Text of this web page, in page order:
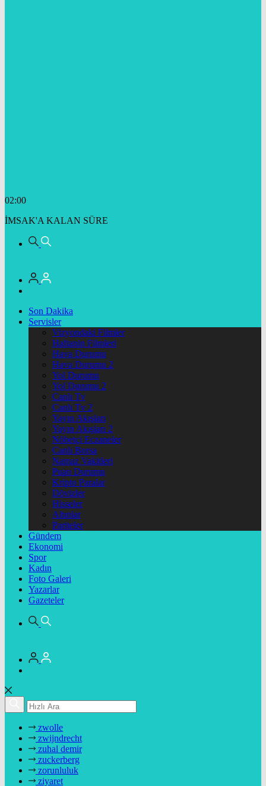
02:00
İMSAK'A KALAN SÜRE
Son Dakika
Servisler
Vizyondaki Filmler
Haftanin Filmleri
Hava Durumu
Hava Durumu 2
Yol Durumu
Yol Durumu 2
Canlı Tv
Canlı Tv 2
Yayın Akışları
Yayın Akışları 2
Nöbetçi Eczaneler
Canlı Borsa
Namaz Vakitleri
Puan Durumu
Kripto Paralar
Dövizler
Hisseler
Altınlar
Pariteler
Gündem
Ekonomi
Spor
Kadın
Foto Galeri
Yazarlar
Gazeteler
zwolle
zwijndrecht
zuhal demir
zuckerberg
zorunluluk
ziyaret